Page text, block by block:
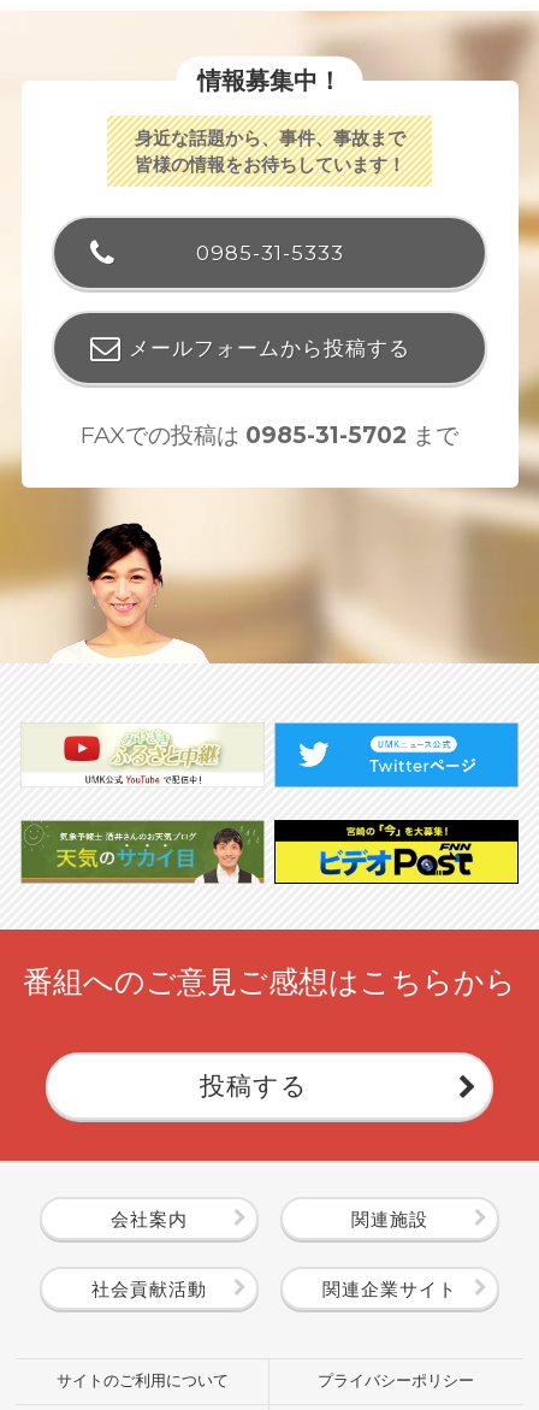
情報募集中！
身近な話題から、事件、事故まで
皆様の情報をお待ちしています！
0985-31-5333
メールフォームから投稿する
FAXでの投稿は 0985-31-5702 まで
番組へのご意見ご感想はこちらから
投稿する
会社案内 関連施設
社会貢献活動 関連企業サイト
サイトのご利用について プライバシーポリシー